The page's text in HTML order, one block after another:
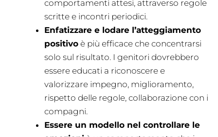
comportamenti attesi, attraverso regole
scritte e incontri periodici.
Enfatizzare e lodare l’atteggiamento
positivo è più efficace che concentrarsi
solo sul risultato. I genitori dovrebbero
essere educati a riconoscere e
valorizzare impegno, miglioramento,
rispetto delle regole, collaborazione con i
compagni.
Essere un modello nel controllare le